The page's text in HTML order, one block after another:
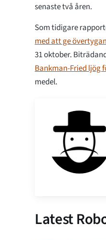
senaste två åren.
Som tidigare
med att ge
31 oktober.
Bankman-Fried ljög
medel.
Latest